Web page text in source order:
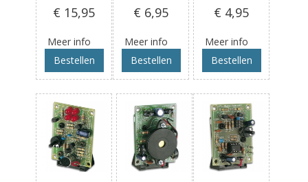
€ 15,95
Meer info
Bestellen
€ 6,95
Meer info
Bestellen
€ 4,95
Meer info
Bestellen